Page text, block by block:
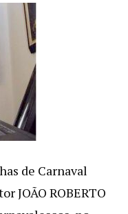
de Carnaval
JOÃO ROBERTO